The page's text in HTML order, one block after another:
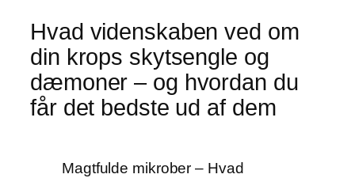
Hvad videnskaben ved om
din krops skytsengle og
dæmoner – og hvordan du
får det bedste ud af dem
Magtfulde mikrober – Hvad